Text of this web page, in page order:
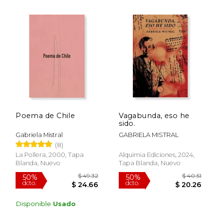
50%
dcto. $ 22.83
40%
dcto.
Poema de Chile
Gabriela Mistral
(8)
La Pollera, 2000, Tapa
Blanda, Nuevo
Disponible Usado
Vagabunda, eso he
sido.
GABRIELA MISTRAL
Alquimia Ediciones, 2024,
Tapa Blanda, Nuevo